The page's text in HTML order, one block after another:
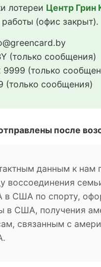
лотереи Центр Грин
(офис закрыт).
(только сообщения)
(только
(только сообщения)
после
данным к нам
воссоединения
в США по спорту,
в США, получения
связанным с